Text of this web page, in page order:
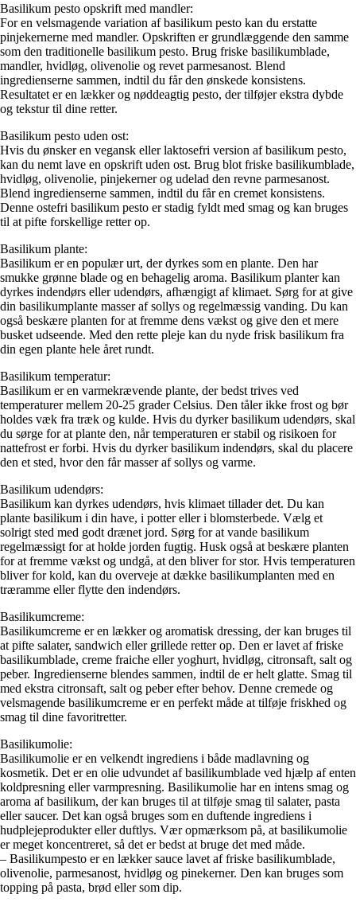
Basilikum pesto opskrift med mandler:
For en velsmagende variation af basilikum pesto kan du erstatte
pinjekernerne med mandler. Opskriften er grundlæggende den samme
som den traditionelle basilikum pesto. Brug friske basilikumblade,
mandler, hvidløg, olivenolie og revet parmesanost. Blend
ingredienserne sammen, indtil du får den ønskede konsistens.
Resultatet er en lækker og nøddeagtig pesto, der tilføjer ekstra dybde
og tekstur til dine retter.
Basilikum pesto uden ost:
Hvis du ønsker en vegansk eller laktosefri version af basilikum pesto,
kan du nemt lave en opskrift uden ost. Brug blot friske basilikumblade,
hvidløg, olivenolie, pinjekerner og udelad den revne parmesanost.
Blend ingredienserne sammen, indtil du får en cremet konsistens.
Denne ostefri basilikum pesto er stadig fyldt med smag og kan bruges
til at pifte forskellige retter op.
Basilikum plante:
Basilikum er en populær urt, der dyrkes som en plante. Den har
smukke grønne blade og en behagelig aroma. Basilikum planter kan
dyrkes indendørs eller udendørs, afhængigt af klimaet. Sørg for at give
din basilikumplante masser af sollys og regelmæssig vanding. Du kan
også beskære planten for at fremme dens vækst og give den et mere
busket udseende. Med den rette pleje kan du nyde frisk basilikum fra
din egen plante hele året rundt.
Basilikum temperatur:
Basilikum er en varmekrævende plante, der bedst trives ved
temperaturer mellem 20-25 grader Celsius. Den tåler ikke frost og bør
holdes væk fra træk og kulde. Hvis du dyrker basilikum udendørs, skal
du sørge for at plante den, når temperaturen er stabil og risikoen for
nattefrost er forbi. Hvis du dyrker basilikum indendørs, skal du placere
den et sted, hvor den får masser af sollys og varme.
Basilikum udendørs:
Basilikum kan dyrkes udendørs, hvis klimaet tillader det. Du kan
plante basilikum i din have, i potter eller i blomsterbede. Vælg et
solrigt sted med godt drænet jord. Sørg for at vande basilikum
regelmæssigt for at holde jorden fugtig. Husk også at beskære planten
for at fremme vækst og undgå, at den bliver for stor. Hvis temperaturen
bliver for kold, kan du overveje at dække basilikumplanten med en
træramme eller flytte den indendørs.
Basilikumcreme:
Basilikumcreme er en lækker og aromatisk dressing, der kan bruges til
at pifte salater, sandwich eller grillede retter op. Den er lavet af friske
basilikumblade, creme fraiche eller yoghurt, hvidløg, citronsaft, salt og
peber. Ingredienserne blendes sammen, indtil de er helt glatte. Smag til
med ekstra citronsaft, salt og peber efter behov. Denne cremede og
velsmagende basilikumcreme er en perfekt måde at tilføje friskhed og
smag til dine favoritretter.
Basilikumolie:
Basilikumolie er en velkendt ingrediens i både madlavning og
kosmetik. Det er en olie udvundet af basilikumblade ved hjælp af enten
koldpresning eller varmpresning. Basilikumolie har en intens smag og
aroma af basilikum, der kan bruges til at tilføje smag til salater, pasta
eller saucer. Det kan også bruges som en duftende ingrediens i
hudplejeprodukter eller duftlys. Vær opmærksom på, at basilikumolie
er meget koncentreret, så det er bedst at bruge det med måde.
– Basilikumpesto er en lækker sauce lavet af friske basilikumblade,
olivenolie, parmesanost, hvidløg og pinekerner. Den kan bruges som
topping på pasta, brød eller som dip.